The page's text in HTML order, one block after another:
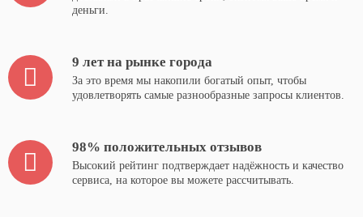
деньги.
9 лет на рынке города
За это время мы накопили богатый опыт, чтобы
удовлетворять самые разнообразные запросы клиентов.
98% положительных отзывов
Высокий рейтинг подтверждает надёжность и качество
сервиса, на которое вы можете рассчитывать.